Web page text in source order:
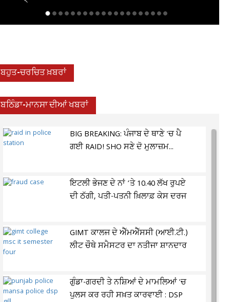
ਬਹੁਤ-ਚਰਚਿਤ ਖ਼ਬਰਾਂ
ਬਠਿੰਡਾ-ਮਾਨਸਾ ਦੀਆਂ ਖਬਰਾਂ
BIG BREAKING: ਪੰਜਾਬ ਦੇ ਥਾਣੇ 'ਚ ਪੈ
ਗਈ RAID! SHO ਸਣੇ ਦੋ ਮੁਲਾਜ਼ਮ...
ਇਟਲੀ ਭੇਜਣ ਦੇ ਨਾਂ ’ਤੇ 10.40 ਲੱਖ ਰੁਪਏ
ਦੀ ਠੱਗੀ, ਪਤੀ-ਪਤਨੀ ਖ਼ਿਲਾਫ਼ ਕੇਸ ਦਰਜ
GIMT ਕਾਲਜ ਦੇ ਐੱਮਐੱਸਸੀ (ਆਈ.ਟੀ.)
ਲੀਟ ਚੌਥੇ ਸਮੈਸਟਰ ਦਾ ਨਤੀਜਾ ਸ਼ਾਨਦਾਰ
ਗੁੰਡਾ-ਗਰਦੀ ਤੇ ਨਸ਼ਿਆਂ ਦੇ ਮਾਮਲਿਆਂ 'ਚ
ਪੁਲਸ ਕਰ ਰਹੀ ਸਖ਼ਤ ਕਾਰਵਾਈ : DSP